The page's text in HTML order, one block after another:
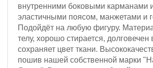
внутренними боковыми карманами
эластичными поясом, манжетами и
Подойдёт на любую фигуру.
телу, хорошо стирается, долговечен
сохраняет цвет ткани.
пошив нашей собственной марки